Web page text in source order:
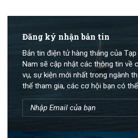
Đăng ký nhận bản tin
Bản tin điện tử hàng tháng của
Nam sẽ cập nhật các thông tin về
vụ, sự kiện mới nhất trong ngành
thể tham gia, các cơ hội bạn có